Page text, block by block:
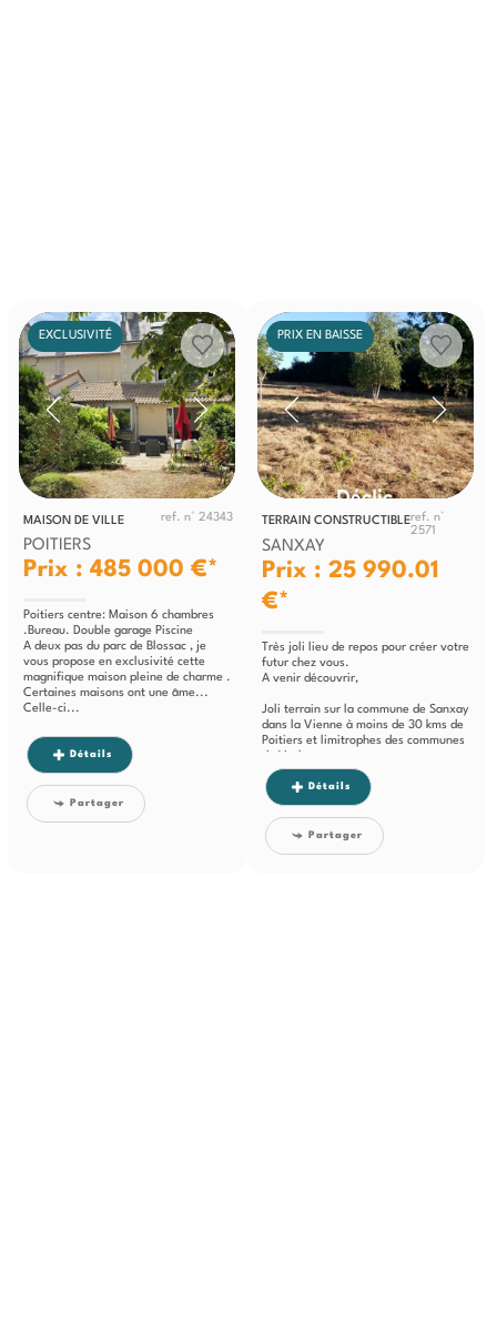
EXCLUSIVITÉ
MAISON DE VILLE ref. n° 24343
POITIERS
Prix : 485 000 €*
Poitiers centre: Maison 6 chambres
.Bureau. Double garage Piscine
A deux pas du parc de Blossac , je
vous propose en exclusivité cette
magnifique maison pleine de charme .
Certaines maisons ont une âme...
Celle-ci...
Détails
Partager
PRIX EN BAISSE
TERRAIN CONSTRUCTIBLEref. n°
2571
SANXAY
Prix : 25 990.01
€*
Très joli lieu de repos pour créer votre
futur chez vous.
A venir découvrir,
Joli terrain sur la commune de Sanxay
dans la Vienne à moins de 30 kms de
Poitiers et limitrophes des communes
Détails
Partager